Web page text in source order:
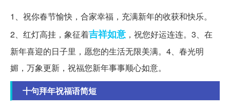
1、祝你春节愉快，合家幸福，充满新年的收获和快乐。
2、红灯高挂，象征着吉祥如意 ，祝您好运连连。3、在
新年喜迎的日子里，愿您的生活无限美满。4、春光明
媚，万象更新，祝福您新年事事顺心如意。
十句拜年祝福语简短